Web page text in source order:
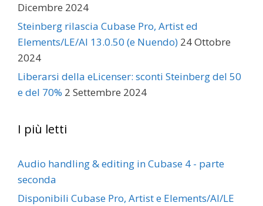
Dicembre 2024
Steinberg rilascia Cubase Pro, Artist ed
Elements/LE/AI 13.0.50 (e Nuendo) 24 Ottobre
2024
Liberarsi della eLicenser: sconti Steinberg del 50
e del 70% 2 Settembre 2024
I più letti
Audio handling & editing in Cubase 4 - parte
seconda
Disponibili Cubase Pro, Artist e Elements/AI/LE